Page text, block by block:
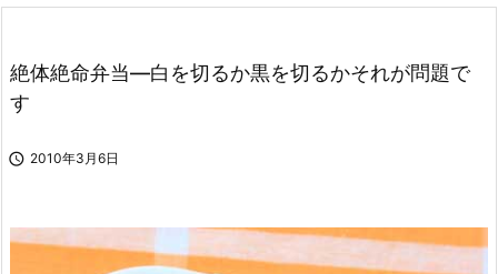


絶体絶命弁当—白を切るか黒を切るかそれが問題で
す
 2010年3月6日